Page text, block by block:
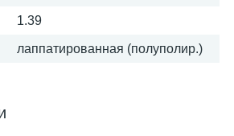
1.39
лаппатированная (полуполир.)